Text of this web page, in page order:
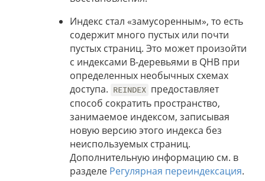
Индекс стал «замусоренным», то есть
содержит много пустых или почти
пустых страниц. Это может произойти
с индексами B-деревьями в QHB при
определенных необычных схемах
доступа. REINDEX предоставляет
способ сократить пространство,
занимаемое индексом, записывая
новую версию этого индекса без
неиспользуемых страниц.
Дополнительную информацию см. в
разделе Регулярная переиндексация.